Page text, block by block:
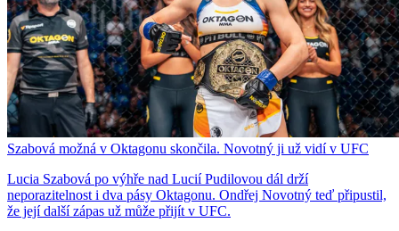
Szabová možná v Oktagonu skončila. Novotný ji už vidí v UFC
Lucia Szabová po výhře nad Lucií Pudilovou dál drží
neporazitelnost i dva pásy Oktagonu. Ondřej Novotný teď připustil,
že její další zápas už může přijít v UFC.